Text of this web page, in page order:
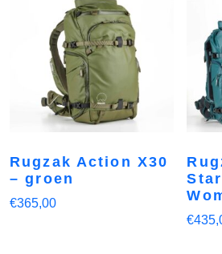
Rugzak Action X30
– groen
€365,00
€